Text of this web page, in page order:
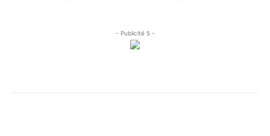
- Publicité 5 -